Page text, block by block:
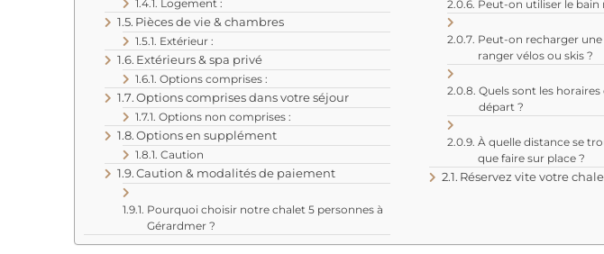
Logement :
Pièces de vie & chambres
Extérieur :
Extérieurs & spa privé
Options comprises :
Options comprises dans votre séjour
Options non comprises :
Options en supplément
Caution
Caution & modalités de paiement
Pourquoi choisir notre chalet 5 personnes à
Gérardmer ?
Peut-on utiliser le bain
Peut-on recharger
ranger vélos ou skis ?
Quels sont les horaires
départ ?
À quelle distance se
que faire sur place ?
Réservez vite votre